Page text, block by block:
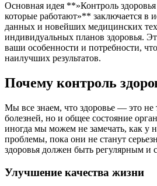
Основная идея **»Контроль
которые работают»** заключается в
данных и новейших медицинских
индивидуальных планов здоровья.
ваши особенности и потребности,
наилучших результатов.
Почему контроль
Мы все знаем, что здоровье — это не
болезней, но и общее состояние
иногда мы можем не замечать, как у
проблемы, пока они не станут
здоровья должен быть регулярным и
Улучшение качества жизни